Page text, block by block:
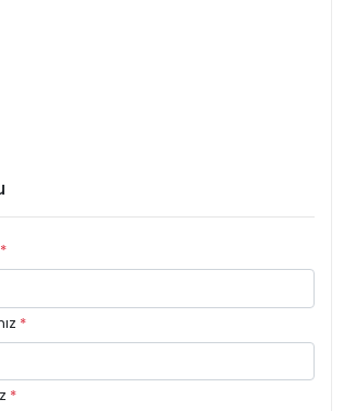
*
*
*